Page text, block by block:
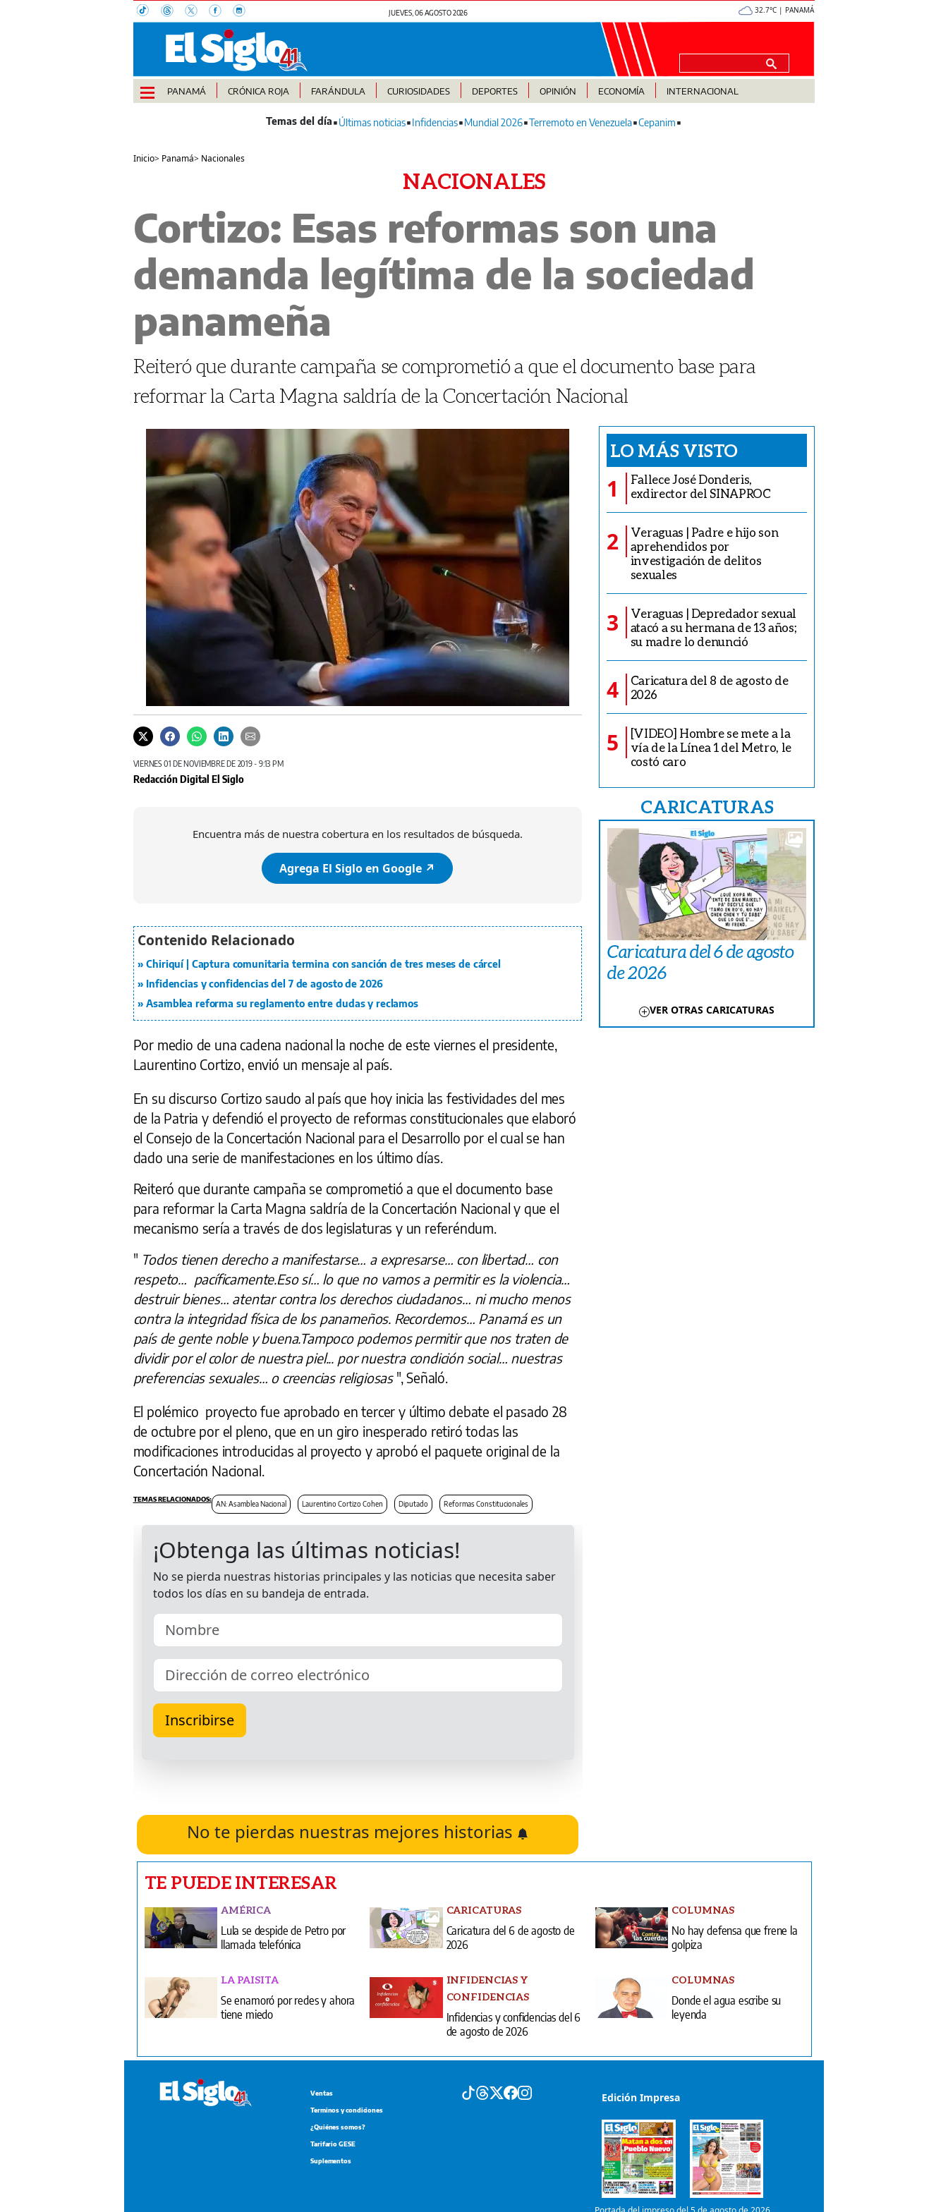
JUEVES, 06 AGOSTO 2026 32.7°C | PANAMÁ
PANAMÁ CRÓNICA ROJA FARÁNDULA CURIOSIDADES DEPORTES OPINIÓN ECONOMÍA INTERNACIONAL
Últimas noticias Infidencias Mundial 2026 Terremoto en Venezuela Cepanim
Inicio> Panamá> Nacionales
NACIONALES
Cortizo: Esas reformas son una
demanda legítima de la sociedad
panameña
Reiteró que durante campaña se comprometió a que el documento base para
reformar la Carta Magna saldría de la Concertación Nacional
VIERNES 01 DE NOVIEMBRE DE 2019 - 9:13 PM
Redacción Digital El Siglo
Encuentra más de nuestra cobertura en los resultados de búsqueda.
Agrega El Siglo en Google ↗️
Chiriquí | Captura comunitaria termina con sanción de tres meses de cárcel
Infidencias y confidencias del 7 de agosto de 2026
Asamblea reforma su reglamento entre dudas y reclamos
Por medio de una cadena nacional la noche de este viernes el presidente,
Laurentino Cortizo, envió un mensaje al país.
En su discurso Cortizo saudo al país que hoy inicia las festividades del mes
de la Patria y defendió el proyecto de reformas constitucionales que elaboró
el Consejo de la Concertación Nacional para el Desarrollo por el cual se han
dado una serie de manifestaciones en los último días.
Reiteró que durante campaña se comprometió a que el documento base
para reformar la Carta Magna saldría de la Concertación Nacional y que el
mecanismo sería a través de dos legislaturas y un referéndum.
" Todos tienen derecho a manifestarse… a expresarse… con libertad… con
respeto… pacíficamente.Eso sí… lo que no vamos a permitir es la violencia…
destruir bienes… atentar contra los derechos ciudadanos… ni mucho menos
contra la integridad física de los panameños. Recordemos… Panamá es un
país de gente noble y buena.Tampoco podemos permitir que nos traten de
dividir por el color de nuestra piel... por nuestra condición social… nuestras
preferencias sexuales… o creencias religiosas ", Señaló.
El polémico proyecto fue aprobado en tercer y último debate el pasado 28
de octubre por el pleno, que en un giro inesperado retiró todas las
modificaciones introducidas al proyecto y aprobó el paquete original de la
Concertación Nacional.
AN: Asamblea Nacional Laurentino Cortizo Cohen Diputado Reformas Constitucionales
No te pierdas nuestras mejores historias
LO MÁS VISTO
1
Fallece José Donderis,
exdirector del SINAPROC
2
Veraguas | Padre e hijo son
aprehendidos por
investigación de delitos
sexuales
3
Veraguas | Depredador sexual
atacó a su hermana de 13 años;
su madre lo denunció
4
Caricatura del 8 de agosto de
2026
5
[VIDEO] Hombre se mete a la
vía de la Línea 1 del Metro, le
costó caro
CARICATURAS
Caricatura del 6 de agosto
de 2026
VER OTRAS CARICATURAS
TE PUEDE INTERESAR
AMÉRICA
Lula se despide de Petro por
llamada telefónica
CARICATURAS
Caricatura del 6 de agosto de
2026
COLUMNAS
No hay defensa que frene la
golpiza
LA PAISITA
Se enamoró por redes y ahora
tiene miedo
INFIDENCIAS Y
CONFIDENCIAS
Infidencias y confidencias del 6
de agosto de 2026
COLUMNAS
Donde el agua escribe su
leyenda
Ventas
Terminos y condiciones
¿Quiénes somos?
Tarifario GESE
Suplementos
Edición Impresa